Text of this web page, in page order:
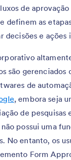
de
definem as
decisões e ações
são gerenciados
de
, embora seja
de pesquisas
possui uma
No entanto, os
Form